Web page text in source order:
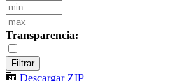
Transparencia:
Descargar ZIP